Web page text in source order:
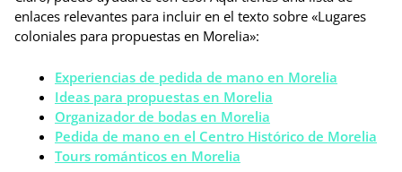
enlaces relevantes para incluir en el texto sobre «Lugares
coloniales para propuestas en Morelia»:
Experiencias de pedida de mano en Morelia
Ideas para propuestas en Morelia
Organizador de bodas en Morelia
Pedida de mano en el Centro Histórico de Morelia
Tours románticos en Morelia